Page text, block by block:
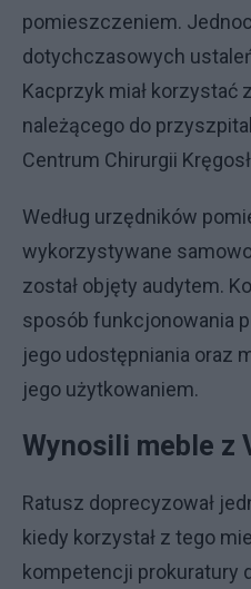
pomieszczeniem.
dotychczasowych
Kacprzyk miał korzystać
należącego do
Centrum Chirurgii
Według urzędników
wykorzystywane
został objęty audytem.
sposób funkcjonowania
jego udostępniania oraz
jego użytkowaniem.
Wynosili meble z
Ratusz doprecyzował
kiedy korzystał z tego
kompetencji prokuratury